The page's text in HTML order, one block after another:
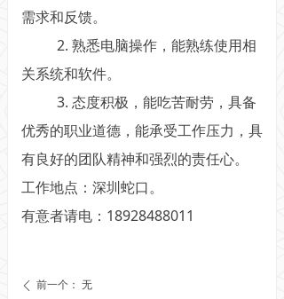
需求和反馈。
2. 熟悉电脑操作，能熟练使用相
关系统和软件。
3. 态度积极，能吃苦耐劳，具备
优秀的职业道德，能承受工作压力，具
有良好的团队精神和强烈的责任心。
工作地点：深圳蛇口。
有意者请电：18928488011
ꄴ 前一个： 无